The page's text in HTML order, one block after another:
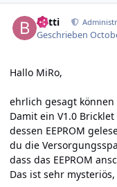
batti
Geschrieben
Hallo MiRo,
ehrlich gesagt
Damit ein V1.0
dessen EEPROM
du die
dass das EEPROM
Das ist sehr mysteriös,